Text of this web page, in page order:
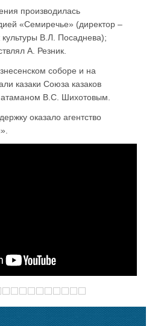
производилась
«Семиречье» (директор –
В.Л. Посаднева);
А. Резник.
соборе и на
казаки Союза казаков
В.С. Шихотовым.
оказало агентство